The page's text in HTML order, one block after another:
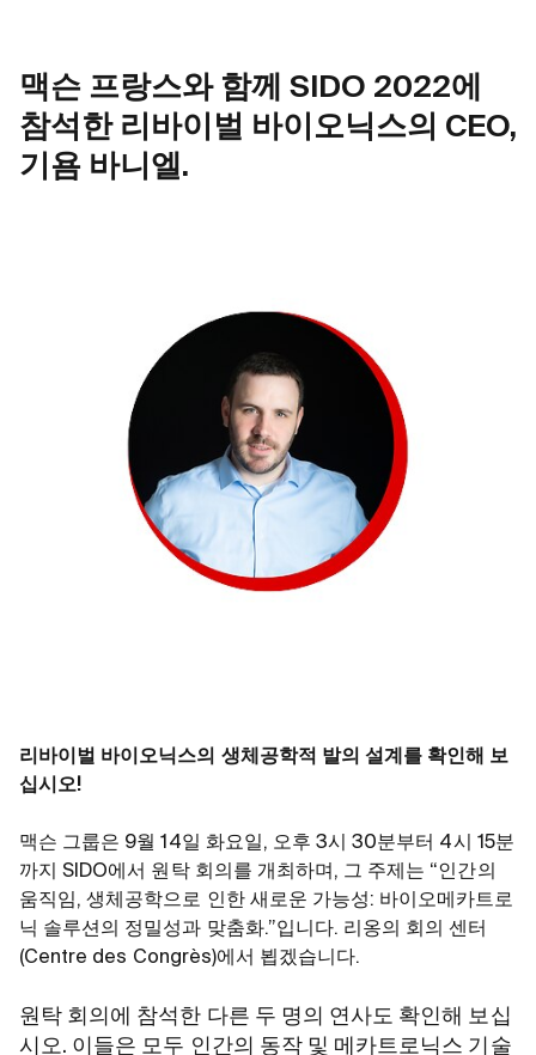
맥슨 프랑스와 함께 SIDO 2022에
참석한 리바이벌 바이오닉스의 CEO,
기욤 바니엘.
리바이벌 바이오닉스의 생체공학적 발의 설계를 확인해 보
십시오!
맥슨 그룹은 9월 14일 화요일, 오후 3시 30분부터 4시 15분
까지 SIDO에서 원탁 회의를 개최하며, 그 주제는 “인간의
움직임, 생체공학으로 인한 새로운 가능성: 바이오메카트로
닉 솔루션의 정밀성과 맞춤화.”입니다. 리옹의 회의 센터
(Centre des Congrès)에서 뵙겠습니다.
원탁 회의에 참석한 다른 두 명의 연사도 확인해 보십
시오. 이들은 모두 인간의 동작 및 메카트로닉스 기술